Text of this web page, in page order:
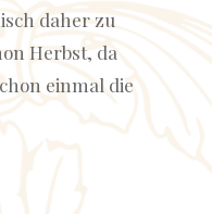
daher zu
Herbst, da
einmal die